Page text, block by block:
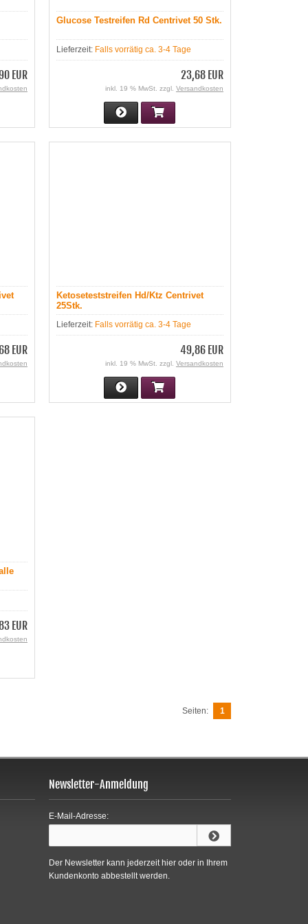
EUR
Glucose Testreifen Rd Centrivet 50 Stk.
Lieferzeit: Falls vorrätig ca. 3-4 Tage
23,68 EUR
inkl. 19 % MwSt. zzgl. Versandkosten
EUR
Ketoseteststreifen Hd/Ktz Centrivet
25Stk.
Lieferzeit: Falls vorrätig ca. 3-4 Tage
49,86 EUR
inkl. 19 % MwSt. zzgl. Versandkosten
EUR
Seiten: 1
Newsletter-Anmeldung
E-Mail-Adresse:
Der Newsletter kann jederzeit hier oder in Ihrem
Kundenkonto abbestellt werden.